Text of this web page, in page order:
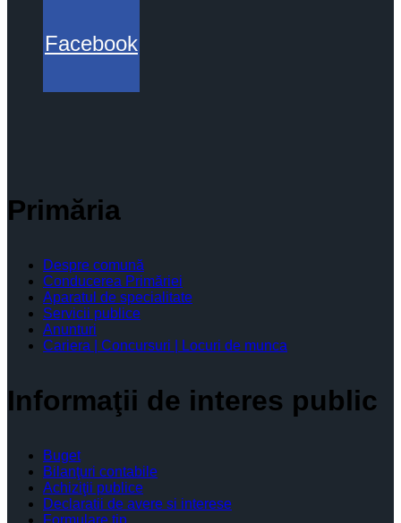
Facebook
Primăria
Despre comună
Conducerea Primăriei
Aparatul de specialitate
Servicii publice
Anunturi
Cariera | Concursuri | Locuri de munca
Informaţii de interes public
Buget
Bilanţuri contabile
Achiziţii publice
Declaratii de avere si interese
Formulare tip